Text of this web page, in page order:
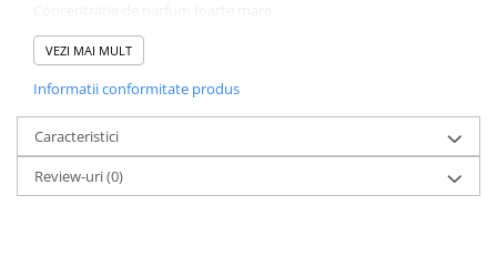
Gama de 5 parfumuri diferite
Nu mascheaza mirosurile neplacute ci le distruge chimic pentru a
Ideal pentru a selecta atmosfera potrivita in locul potrivit si la
momentul potrivit
Foarte economic gratie parfumurilor concentrate comprimate
VEZI MAI MULT
Informatii conformitate produs
Caracteristici
Review-uri(0)